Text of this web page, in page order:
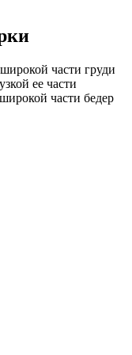
части груди
ее части
части бедер